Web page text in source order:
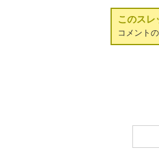
い
0
このスレ
コメント